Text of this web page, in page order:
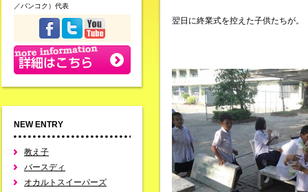
／バンコク）代表
NEW ENTRY
教え子
バースディ
オカルトスイーパーズ
翌日に終業式を控えた子供たちが。